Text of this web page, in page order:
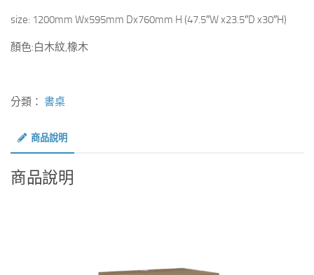
size: 1200mm Wx595mm Dx760mm H (47.5″W x23.5″D x30″H)
顏色:白木紋,橡木
分類： 書桌
商品說明
商品說明